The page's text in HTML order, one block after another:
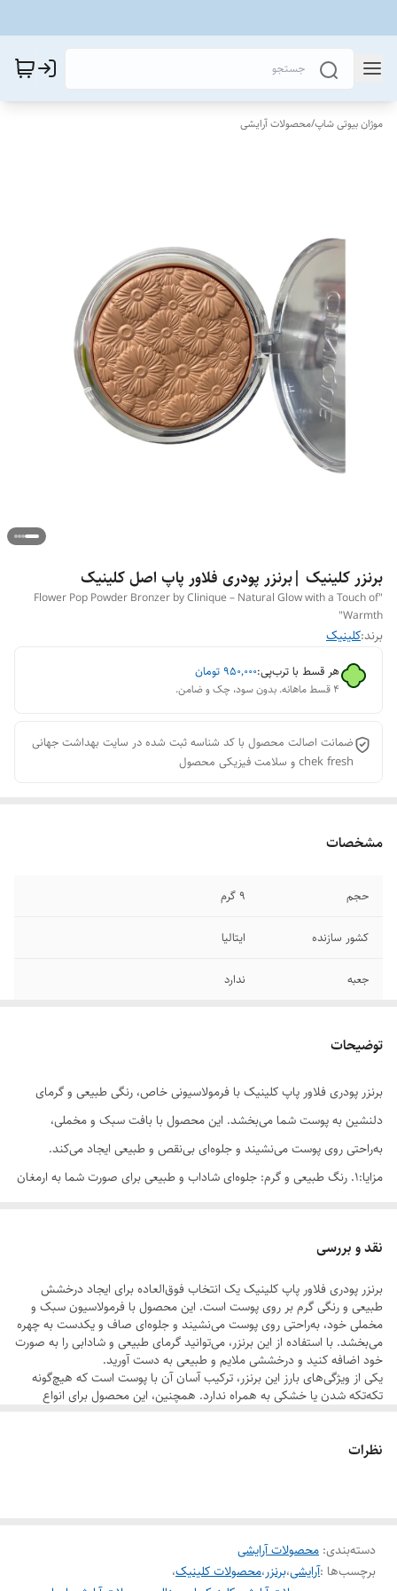
موژان بیوتی شاپ/محصولات آرایشی
برنزر کلینیک |برنزر پودری فلاور پاپ اصل کلینیک
"Flower Pop Powder Bronzer by Clinique – Natural Glow with a Touch of
Warmth"
برند:کلینیک
هر قسط با ترب‌پی:۹۵۰٬۰۰۰ تومان
۴ قسط ماهانه. بدون سود، چک و ضامن.
ضمانت اصالت محصول با کد شناسه ثبت شده در سایت بهداشت جهانی
chek fresh و سلامت فیزیکی محصول
مشخصات
حجم 9 گرم
کشور سازنده ایتالیا
جعبه ندارد
توضیحات
برنزر پودری فلاور پاپ کلینیک با فرمولاسیونی خاص، رنگی طبیعی و گرمای
دلنشین به پوست شما می‌بخشد. این محصول با بافت سبک و مخملی،
به‌راحتی روی پوست می‌نشیند و جلوه‌ای بی‌نقص و طبیعی ایجاد می‌کند.
مزایا:1. رنگ طبیعی و گرم: جلوه‌ای شاداب و طبیعی برای صورت شما به ارمغان
شدن روی پوست نمی‌گذارد.
3. مناسب برای انواع پوست: با فرمولاسیون بدون چربی و غیر کومدون‌زا،
مناسب پوست‌های چرب، خشک و مختلط است.
4. ماندگاری طولانی: برای داشتن درخشش طبیعی و جذاب در طول روز.
برنزر پودری فلاور پاپ کلینیک، انتخابی عالی برای کسانی است که به دنبال
درخششی طبیعی و گرمای دلپذیر برای آرایش روزانه یا مجالس هستند.
نقد و بررسی
برنزر پودری فلاور پاپ کلینیک یک انتخاب فوق‌العاده برای ایجاد درخشش
طبیعی و رنگی گرم بر روی پوست است. این محصول با فرمولاسیون سبک و
مخملی خود، به‌راحتی روی پوست می‌نشیند و جلوه‌ای صاف و یکدست به چهره
می‌بخشد. با استفاده از این برنزر، می‌توانید گرمای طبیعی و شادابی را به صورت
خود اضافه کنید و درخششی ملایم و طبیعی به دست آورید.
یکی از ویژگی‌های بارز این برنزر، ترکیب آسان آن با پوست است که هیچ‌گونه
تکه‌تکه شدن یا خشکی به همراه ندارد. همچنین، این محصول برای انواع
با ماندگاری طولانی و رنگی طبیعی، برنزر فلاور پاپ کلینیک به شما کمک
lightweight, velvety formula, it blends effortlessly, providing a
smooth and even finish. This bronzer enhances the
نظرات
دسته‌بندی: محصولات آرایشی
برچسب‌ها :آرایشی،برنزر،محصولات کلینیک،